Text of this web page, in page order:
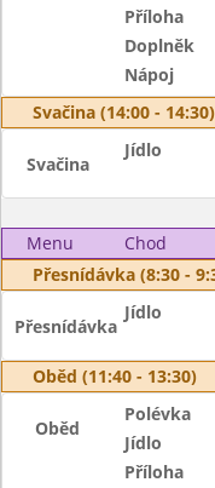
Příloha
Doplněk
Nápoj
Svačina (14:00 - 14:30)
Svačina
Jídlo
Menu Chod
Přesnídávka (8:30 -
Přesnídávka
Jídlo
Oběd (11:40 - 13:30)
Oběd
Polévka
Jídlo
Příloha